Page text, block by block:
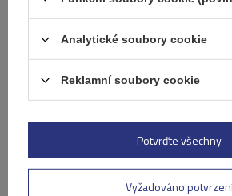
Přidat
Analytické soubory cookie
Reklamní soubory cookie
Vyžadováno
Potvrďte všechny